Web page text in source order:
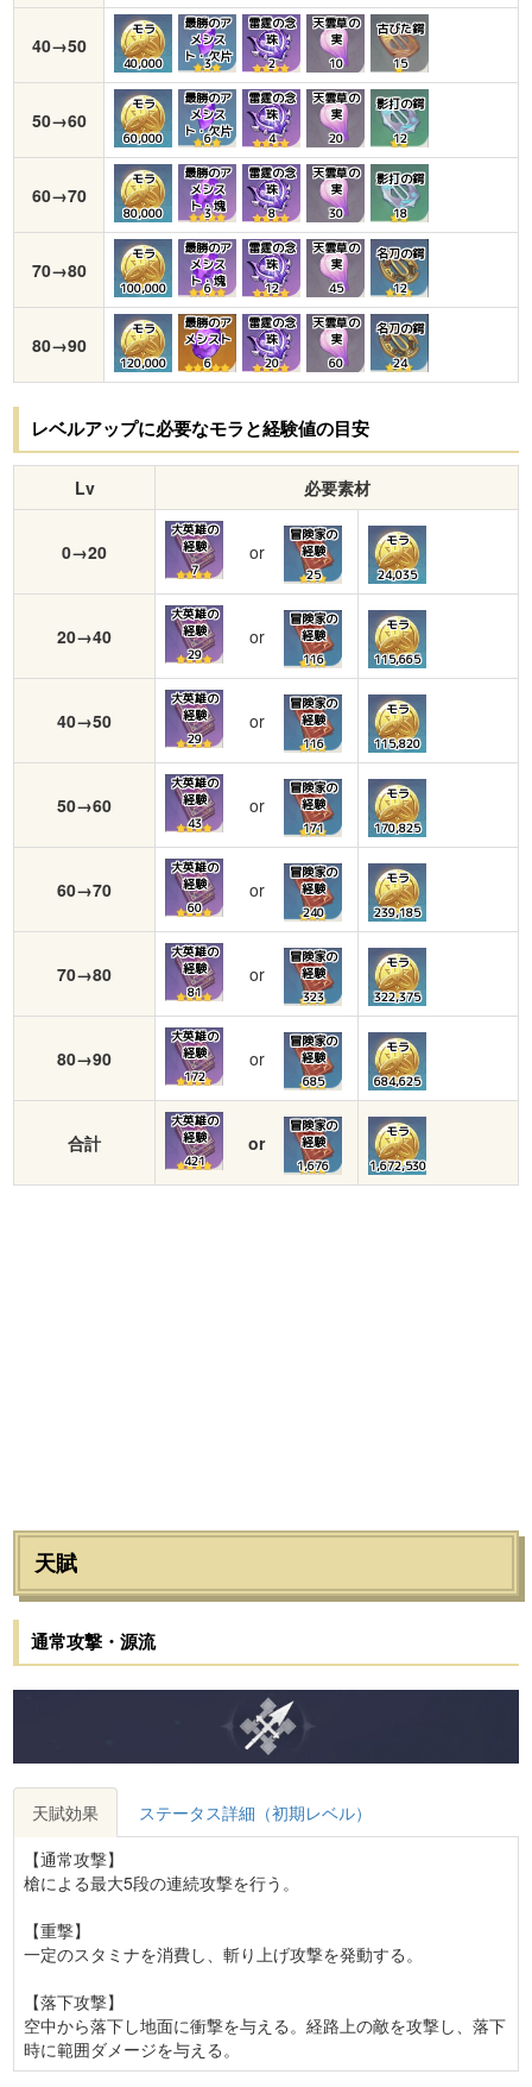
40→50
モラ
40,000
最勝のア
メシス
ト・欠片
3
雷霆の念
珠
2
天雲草の
実
10
古びた鍔
15
50→60
モラ
60,000
最勝のア
メシス
ト・欠片
6
雷霆の念
珠
4
天雲草の
実
20
影打の鍔
12
60→70
モラ
80,000
最勝のア
メシス
ト・塊
3
雷霆の念
珠
8
天雲草の
実
30
影打の鍔
18
70→80
モラ
100,000
最勝のア
メシス
ト・塊
6
雷霆の念
珠
12
天雲草の
実
45
名刀の鍔
12
80→90
モラ
120,000
最勝のア
メシスト
6
雷霆の念
珠
20
天雲草の
実
60
名刀の鍔
24
レベルアップに必要なモラと経験値の目安
Lv 必要素材
0→20
大英雄の
経験
7
or
冒険家の
経験
25
モラ
24,035
20→40
大英雄の
経験
29
or
冒険家の
経験
116
モラ
115,665
40→50
大英雄の
経験
29
or
冒険家の
経験
116
モラ
115,820
50→60
大英雄の
経験
43
or
冒険家の
経験
171
モラ
170,825
60→70
大英雄の
経験
60
or
冒険家の
経験
240
モラ
239,185
70→80
大英雄の
経験
81
or
冒険家の
経験
323
モラ
322,375
80→90
大英雄の
経験
172
or
冒険家の
経験
685
モラ
684,625
合計
大英雄の
経験
421
or
冒険家の
経験
1,676
モラ
1,672,530
天賦
通常攻撃・源流
天賦効果
ステータス詳細（初期レベル）
【通常攻撃】
槍による最大5段の連続攻撃を行う。
【重撃】
一定のスタミナを消費し、斬り上げ攻撃を発動する。
【落下攻撃】
空中から落下し地面に衝撃を与える。経路上の敵を攻撃し、落下
時に範囲ダメージを与える。